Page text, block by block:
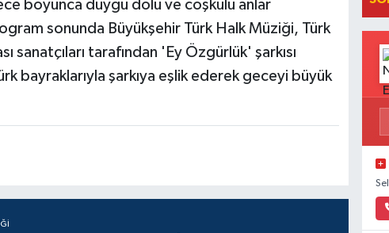
boyunca duygu dolu ve coşkulu anlar
sonunda Büyükşehir Türk Halk Müziği, Türk
sanatçıları tarafından 'Ey Özgürlük' şarkısı
bayraklarıyla şarkıya eşlik ederek geceyi büyük